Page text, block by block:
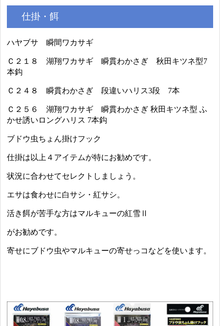
仕掛・餌
ハヤブサ 瞬間ワカサギ
Ｃ２１８ 湖翔ワカサギ 瞬貫わかさぎ 秋田キツネ型7
本鈎
Ｃ２４８ 瞬貫わかさぎ 段違いハリス3段 7本
Ｃ２５６ 湖翔ワカサギ 瞬貫わかさぎ 秋田キツネ型 ふ
かせ誘いロングハリス 7本鈎
ブドウ虫ちょん掛けフック
仕掛は以上４アイテムが特にお勧めです。
状況に合わせてセレクトしましょう。
エサは食わせに白サシ・紅サシ。
活き餌が苦手な方はマルキューの紅雪Ⅱ
がお勧めです。
寄せにブドウ虫やマルキューの寄せっコなどを使います。